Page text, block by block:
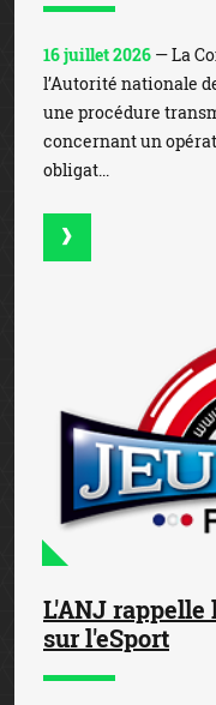
16 juillet 2026 — La
l’Autorité nationale
une procédure
concernant un
obligat...
L'ANJ
sur l'eSport